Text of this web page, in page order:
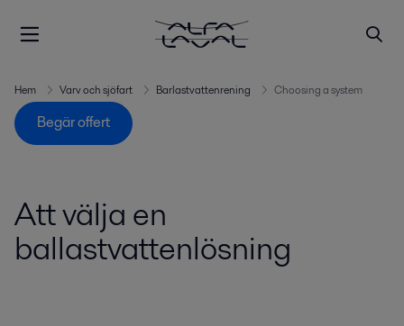
Hem Varv och sjöfart Barlastvattenrening Choosing a system
Begär offert
Att välja en
ballastvattenlösning